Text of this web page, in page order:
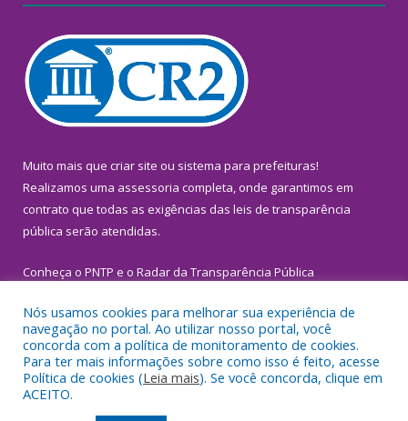
Muito mais que criar site ou sistema para prefeituras!
Realizamos uma assessoria completa, onde garantimos em
contrato que todas as exigências das leis de transparência
pública serão atendidas.
Conheça o PNTP e o Radar da Transparência Pública
Todos os direitos reservados a Prefeitura Municipal de
Inhangapi.
Nós usamos cookies para melhorar sua experiência de
navegação no portal. Ao utilizar nosso portal, você
concorda com a política de monitoramento de cookies.
Para ter mais informações sobre como isso é feito, acesse
Política de cookies (Leia mais). Se você concorda, clique em
ACEITO.